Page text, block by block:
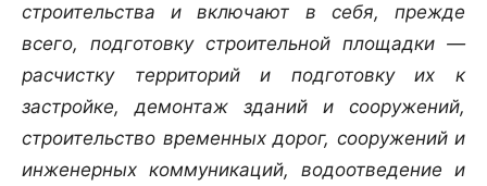
строительства и включают в себя, прежде
всего, подготовку строительной площадки —
расчистку территорий и подготовку их к
застройке, демонтаж зданий и сооружений,
строительство временных дорог, сооружений и
инженерных коммуникаций, водоотведение и